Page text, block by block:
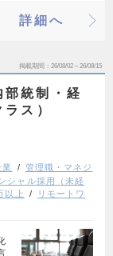
詳細へ
掲載期間 26/08/02～26/08/15
部統制・経
ス）
業
管理職・マネジ
シャル採用（未経
以上
リモートワ